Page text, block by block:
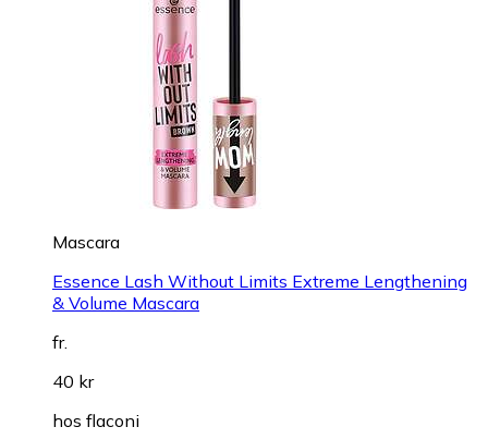
Mascara
Essence Lash Without Limits Extreme Lengthening
& Volume Mascara
fr.
40 kr
hos flaconi